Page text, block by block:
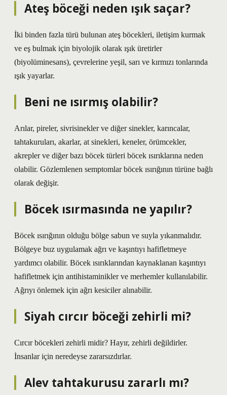
Ateş böceği neden ışık saçar?
İki binden fazla türü bulunan ateş böcekleri, iletişim kurmak
ve eş bulmak için biyolojik olarak ışık üretirler
(biyolüminesans), çevrelerine yeşil, sarı ve kırmızı tonlarında
ışık yayarlar.
Beni ne ısırmış olabilir?
Arılar, pireler, sivrisinekler ve diğer sinekler, karıncalar,
tahtakuruları, akarlar, at sinekleri, keneler, örümcekler,
akrepler ve diğer bazı böcek türleri böcek ısırıklarına neden
olabilir. Gözlemlenen semptomlar böcek ısırığının türüne bağlı
olarak değişir.
Böcek ısırmasında ne yapılır?
Böcek ısırığının olduğu bölge sabun ve suyla yıkanmalıdır.
Bölgeye buz uygulamak ağrı ve kaşıntıyı hafifletmeye
yardımcı olabilir. Böcek ısırıklarından kaynaklanan kaşıntıyı
hafifletmek için antihistaminikler ve merhemler kullanılabilir.
Ağrıyı önlemek için ağrı kesiciler alınabilir.
Siyah cırcır böceği zehirli mi?
Cırcır böcekleri zehirli midir? Hayır, zehirli değildirler.
İnsanlar için neredeyse zararsızdırlar.
Alev tahtakurusu zararlı mı?